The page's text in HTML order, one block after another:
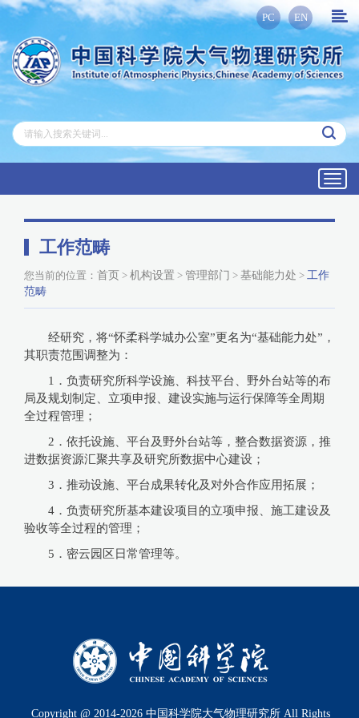
PC EN
工作范畴
您当前的位置： 首页 > 机构设置 > 管理部门 > 基础能力处 > 工作
范畴
经研究，将“怀柔科学城办公室”更名为“基础能力处”，
其职责范围调整为：
1．负责研究所科学设施、科技平台、野外台站等的布
局及规划制定、立项申报、建设实施与运行保障等全周期
全过程管理；
2．依托设施、平台及野外台站等，整合数据资源，推
进数据资源汇聚共享及研究所数据中心建设；
3．推动设施、平台成果转化及对外合作应用拓展；
4．负责研究所基本建设项目的立项申报、施工建设及
验收等全过程的管理；
5．密云园区日常管理等。
Copyright @ 2014-2026 中国科学院大气物理研究所 All Rights